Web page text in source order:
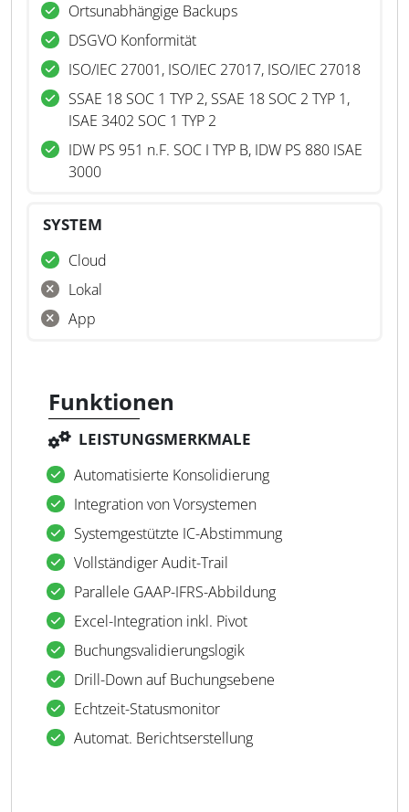
Ortsunabhängige Backups
DSGVO Konformität
ISO/IEC 27001, ISO/IEC 27017, ISO/IEC 27018
SSAE 18 SOC 1 TYP 2, SSAE 18 SOC 2 TYP 1,
ISAE 3402 SOC 1 TYP 2
IDW PS 951 n.F. SOC I TYP B, IDW PS 880 ISAE
3000
SYSTEM
Cloud
Lokal
App
Funktionen
LEISTUNGSMERKMALE
Automatisierte Konsolidierung
Integration von Vorsystemen
Systemgestützte IC-Abstimmung
Vollständiger Audit-Trail
Parallele GAAP-IFRS-Abbildung
Excel-Integration inkl. Pivot
Buchungsvalidierungslogik
Drill-Down auf Buchungsebene
Echtzeit-Statusmonitor
Automat. Berichtserstellung